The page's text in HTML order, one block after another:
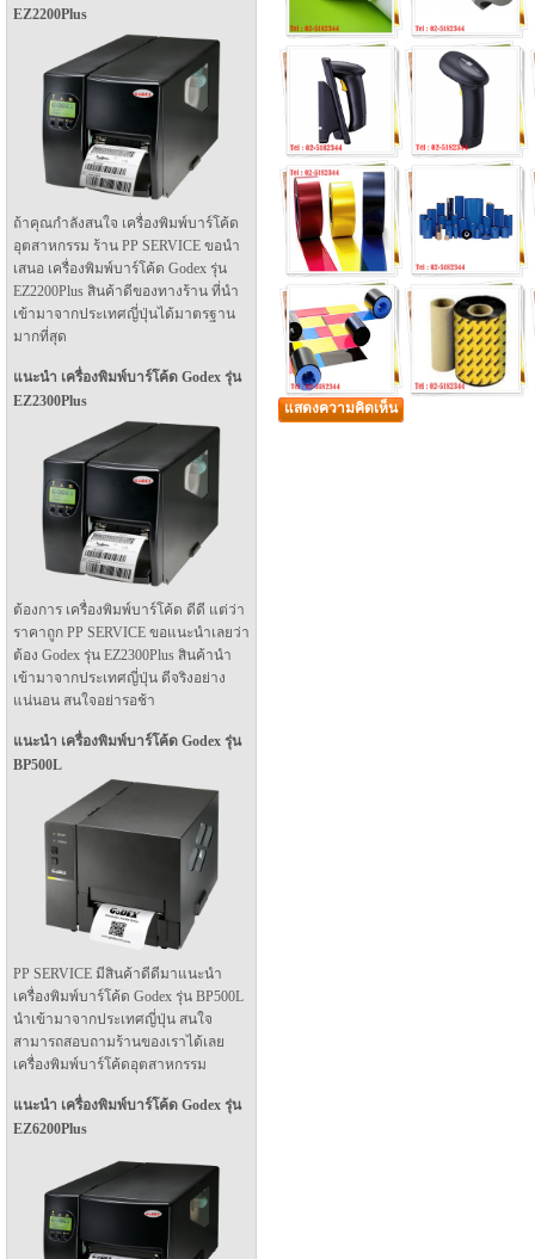
EZ2200Plus
ถ้าคุณกำลังสนใจ เครื่องพิมพ์บาร์โค้ด
อุตสาหกรรม ร้าน PP SERVICE ขอนำ
เสนอ เครื่องพิมพ์บาร์โค้ด Godex รุ่น
EZ2200Plus สินค้าดีของทางร้าน ที่นำ
เข้ามาจากประเทศญี่ปุ่นได้มาตรฐาน
มากที่สุด
แนะนำ เครื่องพิมพ์บาร์โค้ด Godex รุ่น
EZ2300Plus
ต้องการ เครื่องพิมพ์บาร์โค้ด ดีดี แต่ว่า
ราคาถูก PP SERVICE ขอแนะนำเลยว่า
ต้อง Godex รุ่น EZ2300Plus สินค้านำ
เข้ามาจากประเทศญี่ปุ่น ดีจริงอย่าง
แน่นอน สนใจอย่ารอช้า
แนะนำ เครื่องพิมพ์บาร์โค้ด Godex รุ่น
BP500L
PP SERVICE มีสินค้าดีดีมาแนะนำ
เครื่องพิมพ์บาร์โค้ด Godex รุ่น BP500L
นำเข้ามาจากประเทศญี่ปุ่น สนใจ
สามารถสอบถามร้านของเราได้เลย
เครื่องพิมพ์บาร์โค้ดอุตสาหกรรม
แนะนำ เครื่องพิมพ์บาร์โค้ด Godex รุ่น
EZ6200Plus
แสดงความคิดเห็น